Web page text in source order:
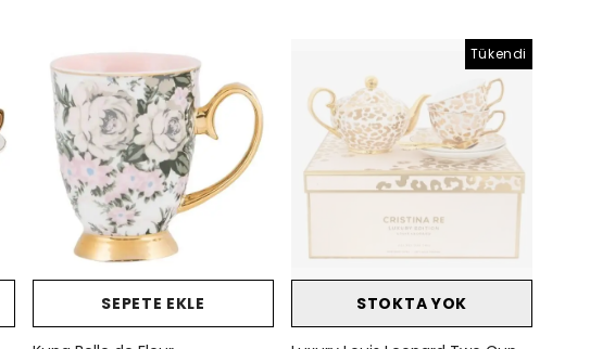
SEPETE EKLE
Tükendi
STOKTA YOK